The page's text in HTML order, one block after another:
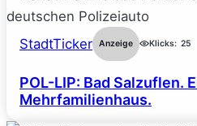
StadtTicker Anzeige Klicks: 25
POL-LIP: Bad Salzuflen.
Mehrfamilienhaus.